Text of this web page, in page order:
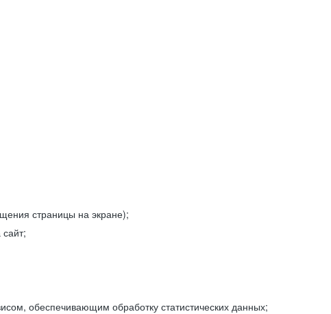
страницы на экране);
обеспечивающим обработку статистических данных;